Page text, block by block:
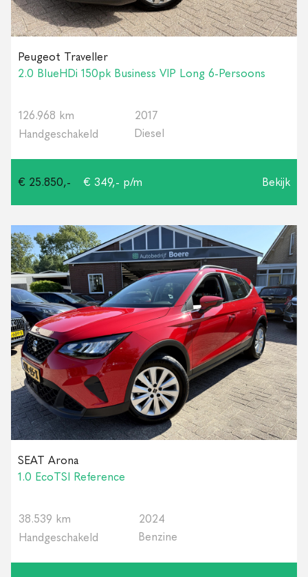
Peugeot Traveller
2.0 BlueHDi 150pk Business VIP Long 6-Persoons
126.968 km
2017
Handgeschakeld
Diesel
€ 25.850,- € 349,- p/m Bekijk
SEAT Arona
1.0 EcoTSI Reference
38.539 km
2024
Handgeschakeld
Benzine